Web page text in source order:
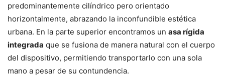
predominantemente cilíndrico pero orientado
horizontalmente, abrazando la inconfundible estética
urbana. En la parte superior encontramos un asa rígida
integrada que se fusiona de manera natural con el cuerpo
del dispositivo, permitiendo transportarlo con una sola
mano a pesar de su contundencia.